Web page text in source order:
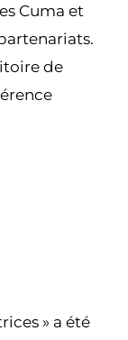
Cuma et
de
» a été